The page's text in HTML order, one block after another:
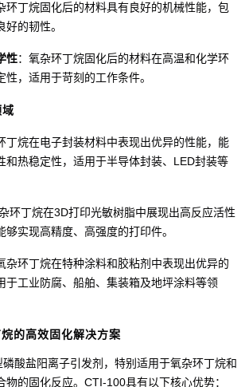
环丁烷固化后的材料具有良好的机械性能，包
的韧性。
性：氧杂环丁烷固化后的材料在高温和化学环
，适用于苛刻的工作条件。
丁烷在电子封装材料中表现出优异的性能，能
热稳定性，适用于半导体封装、 LED封装等
环丁烷在3D打印光敏树脂中展现出高反应活性
实现高精度、高强度的打印件。
杂环丁烷在特种涂料和胶粘剂中表现出优异的
于工业防腐、船舶、集装箱及地坪涂料等领
的高效固化解决方案
酸盐阳离子引发剂，特别适用于氧杂环丁烷和
物的固化反应。CTI-100具有以下核心优势：